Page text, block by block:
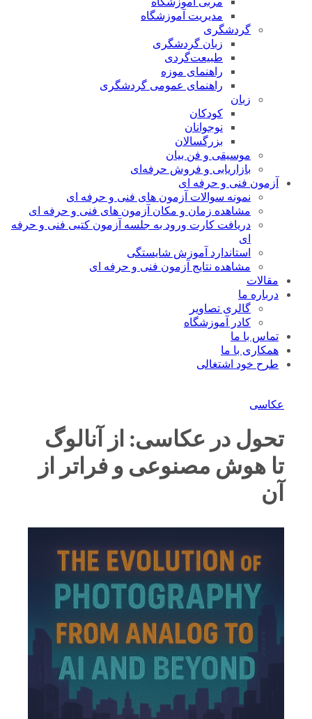
مدیریت آموزشگاه
گردشگری
زبان گردشگری
طبیعت‌گردی
راهنمای موزه
راهنمای عمومی گردشگری
زبان
کودکان
نوجوانان
بزرگسالان
موسیقی و فن بیان
بازاریابی و فروش حرفه‌ای
آزمون فنی و حرفه ای
نمونه سوالات آزمون های فنی و حرفه ای
مشاهده زمان و مکان آزمون های فنی و حرفه ای
دریافت کارت ورود به جلسه آزمون کتبی فنی و حرفه
ای
استاندارد آموزش شایستگی
مشاهده نتایج آزمون فنی و حرفه ای
مقالات
درباره ما
گالری تصاویر
کادر آموزشگاه
تماس با ما
همکاری با ما
طرح خود اشتغالی
عکاسی
تحول در عکاسی: از آنالوگ
تا هوش مصنوعی و فراتر از
آن